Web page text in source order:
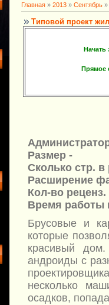
Главная » 2013 » Сентябрь »
Типовой проект
Начать
Прямое
Размер -
Сколько стр.
Расширение
Кол-во
Время работы
Брусовые и
которые
красивый
андроиды с
несколько
осадков,